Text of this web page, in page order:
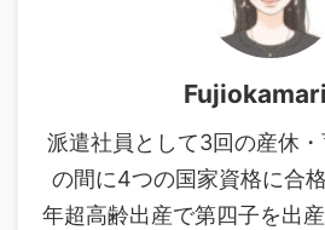
派遣社員として3回の産休
の間に4つの国家資格に合
年超高齢出産で第四子を出